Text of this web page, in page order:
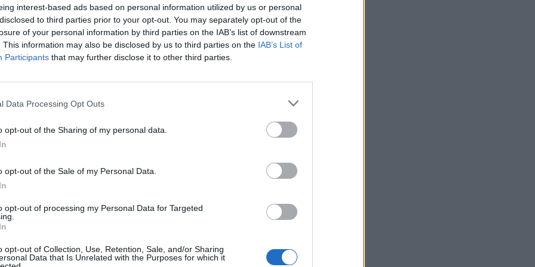
interest-based ads based on personal information utilized by us or personal
to third parties prior to your opt-out. You may separately opt-out of the
of your personal information by third parties on the IAB’s list of downstream
This information may also be disclosed by us to third parties on the IAB’s List of
Participants that may further disclose it to other third parties.
Data Processing Opt Outs
opt-out of the Sharing of my personal data.
opt-out of the Sale of my Personal Data.
opt-out of processing my Personal Data for Targeted
opt-out of Collection, Use, Retention, Sale, and/or Sharing
Data that Is Unrelated with the Purposes for which it
zapojit také během tříkrálového průvodu v Příbrami.
na obecních úřadech, v knihovnách a na dalších
online forma sbírky.
105 korun, prostřednictvím online sbírky se vybralo
sbírky na Příbramsku tak dosáhl částky 187 105 korun.
pro terénní domácí péči, ty mají pomoci pečovatelkám
včas a bezpečně,“